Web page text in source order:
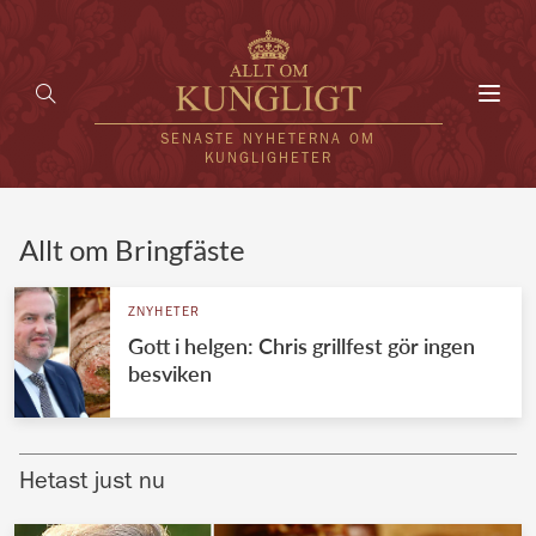
SENASTE NYHETERNA OM
KUNGLIGHETER
UTLÄNDSKT
VÄRLDENS KUNGAHUS
Brittiska kungahuset
Allt om Bringfäste
ZNYHETER
Gott i helgen: Chris grillfest gör ingen
besviken
Hetast just nu